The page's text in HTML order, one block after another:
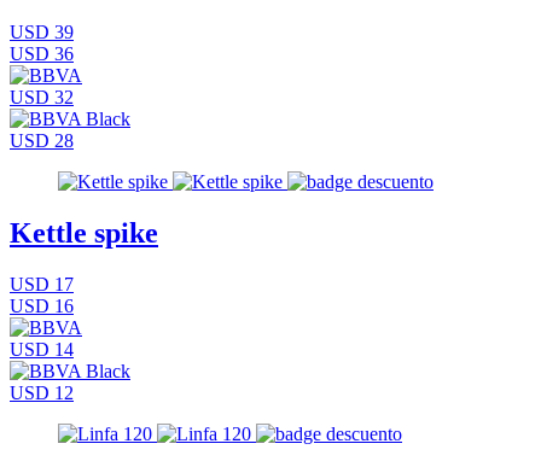
USD 39
USD 36
USD 32
USD 28
Kettle spike
USD 17
USD 16
USD 14
USD 12